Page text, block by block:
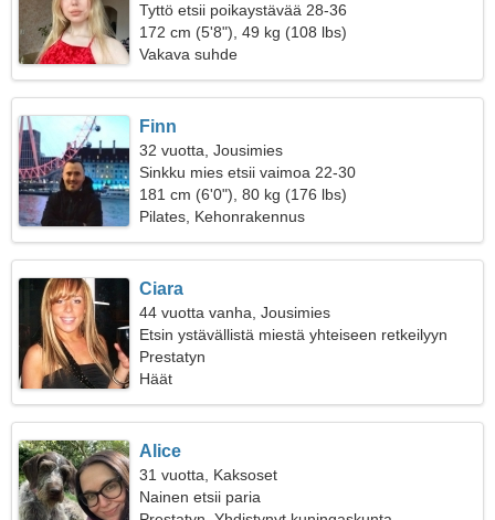
Tyttö etsii poikaystävää 28-36
172 cm (5'8"), 49 kg (108 lbs)
Vakava suhde
Finn
32 vuotta, Jousimies
Sinkku mies etsii vaimoa 22-30
181 cm (6'0"), 80 kg (176 lbs)
Pilates, Kehonrakennus
Ciara
44 vuotta vanha, Jousimies
Etsin ystävällistä miestä yhteiseen retkeilyyn
Prestatyn
Häät
Alice
31 vuotta, Kaksoset
Nainen etsii paria